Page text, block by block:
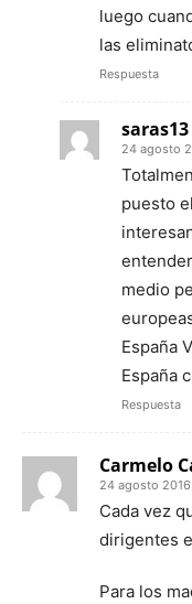
luego
las
Respuesta
saras13
24 agosto
puesto
medio
España
España
Respuesta
Carmelo
24 agosto 2016
Cada vez
dirigentes
Para los